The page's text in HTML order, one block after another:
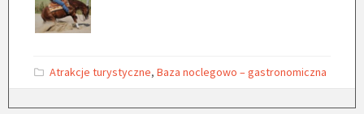
C
t
Atrakcje turystyczne, Baza noclegowo – gastronomiczna